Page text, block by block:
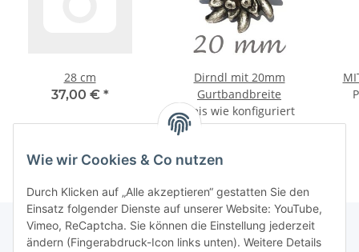
28 cm
37,00 € *
Dirndl mit 20mm
Gurtbandbreite
Preis wie konfiguriert
Wie wir Cookies & Co nutzen
Durch Klicken auf „Alle akzeptieren“ gestatten Sie den
Einsatz folgender Dienste auf unserer Website: YouTube,
Vimeo, ReCaptcha. Sie können die Einstellung jederzeit
ändern (Fingerabdruck-Icon links unten). Weitere Details